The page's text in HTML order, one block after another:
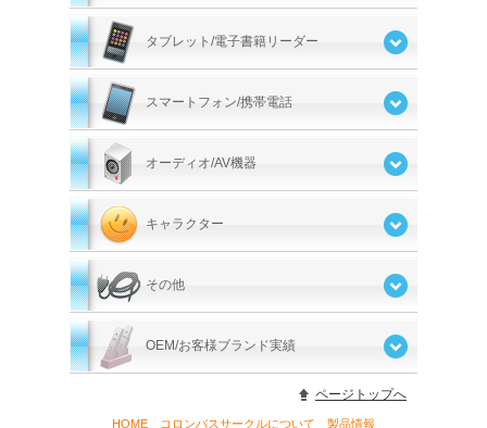
タブレット/電子書籍リーダー
スマートフォン/携帯電話
オーディオ/AV機器
キャラクター
その他
OEM/お客様ブランド実績
ページトップへ
HOME コロンバスサークルについて 製品情報